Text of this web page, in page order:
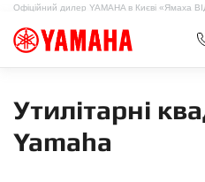
Офіційний дилер YAMAHA в Києві «Ямаха
Утилітарні
Yamaha